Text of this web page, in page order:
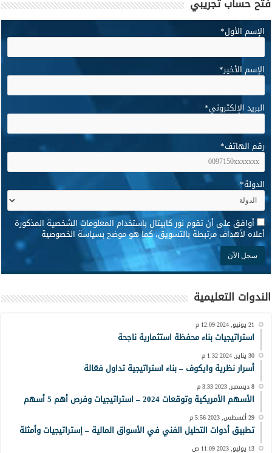
الإسم الأول*
الإسم الأخير*
البريد الإلكتروني*
رقم الهاتف*
الدولة*
* أوافق على أن تقوم نور كابيتال باستخدام المعلومات الشخصية المذكورة
أعلاه لأهداف مرتبطة بالتسويق، كما هو موضح بسياسة الخصوصية
الندوات التعليمية
21 يونيو, 2024 12:09 م
استراتيجيات بناء محفظة استثمارية ناجحة
30 يناير, 2024 1:32 م
أسرار نظرية وايكوف – بناء استراتيجية تداول فعّالة
8 ديسمبر, 2023 3:33 م
الأسهم الأمريكية وتوقعات 2024 – استراتيجيات وفرص أهم 5 أسهم
29 أغسطس, 2023 5:56 م
تطبيق أدوات التحليل الفني في الأسواق المالية – إستراتيجيات وأمثلة
13 يوليو, 2023 11:09 ص